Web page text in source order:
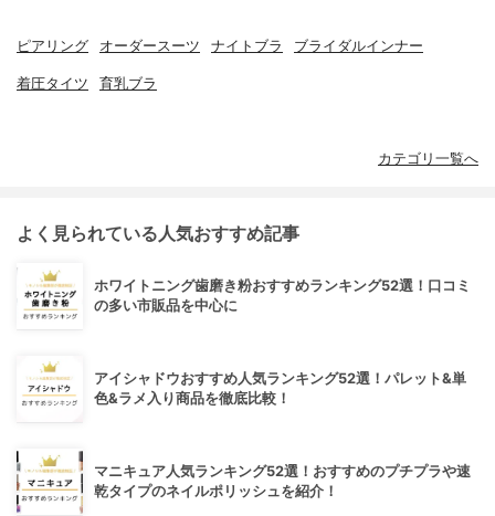
ピアリング オーダースーツ ナイトブラ ブライダルインナー
着圧タイツ 育乳ブラ
カテゴリ一覧へ
よく見られている人気おすすめ記事
ホワイトニング歯磨き粉おすすめランキング52選！口コミ
の多い市販品を中心に
アイシャドウおすすめ人気ランキング52選！パレット&単
色&ラメ入り商品を徹底比較！
マニキュア人気ランキング52選！おすすめのプチプラや速
乾タイプのネイルポリッシュを紹介！